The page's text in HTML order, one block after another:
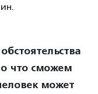
что сможем
может